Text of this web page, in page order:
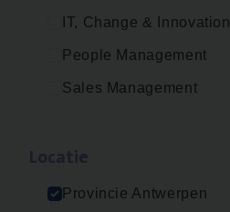
IT, Change & Innovation
People Management
Sales Management
Provincie Antwerpen